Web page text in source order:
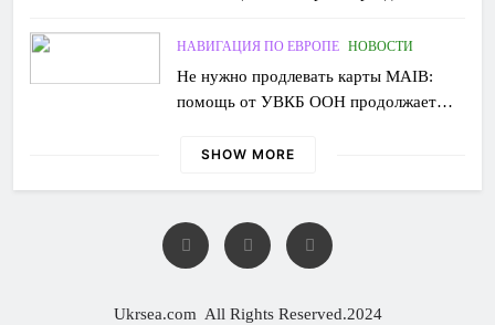
НАВИГАЦИЯ ПО ЕВРОПЕ НОВОСТИ
Не нужно продлевать карты MAIB:
помощь от УВКБ ООН продолжает
SHOW MORE
Ukrsea.com All Rights Reserved.2024